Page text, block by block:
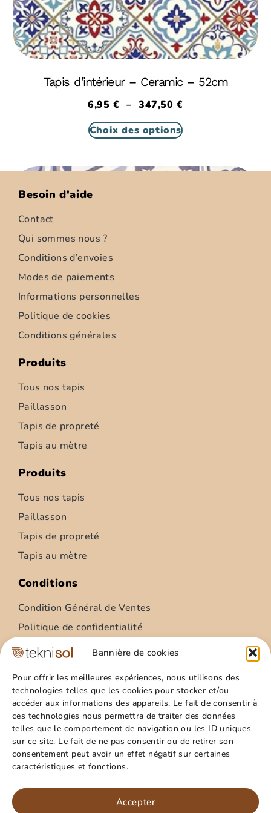
Bannière de cookies
Pour offrir les meilleures expériences, nous utilisons des
technologies telles que les cookies pour stocker et/ou
accéder aux informations des appareils. Le fait de consentir à
ces technologies nous permettra de traiter des données
telles que le comportement de navigation ou les ID uniques
sur ce site. Le fait de ne pas consentir ou de retirer son
consentement peut avoir un effet négatif sur certaines
caractéristiques et fonctions.
Accepter
Tapis d’intérieur – Ceramic – 52cm
6,95€ – 347,50€
Choix des options
Tapis d’intérieur – Ziemia – 52cm
Paillasson – relief palmes – 40x60cm
15,99€
Besoin d'aide
Contact
Qui sommes nous ?
Conditions d’envoies
Modes de paiements
Informations personnelles
Politique de cookies
Conditions générales
Produits
Tous nos tapis
Paillasson
Tapis de propreté
Tapis au mètre
Produits
Tous nos tapis
Paillasson
Tapis de propreté
Tapis au mètre
Conditions
Condition Général de Ventes
Politique de confidentialité
Condition Général Utilisation
Site
Qui sommes nous ?
Guide pratique
Favoris